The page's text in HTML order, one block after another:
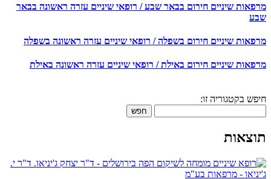
מרפאות שיניים חירום בבאר שבע / רופאי שיניים עזרה ראשונה בבאר
שבע
מרפאות שיניים חירום בשפלה / רופאי שיניים עזרה ראשונה בשפלה
מרפאות שיניים חירום באילת / רופאי שיניים עזרה ראשונה באילת
חיפש בקטגוריה זו:
חפש
תוצאות